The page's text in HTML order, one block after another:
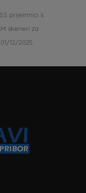
prijemnici s
skeneri za
01/12/2025